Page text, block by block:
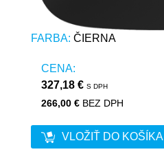
FARBA: ČIERNA
CENA:
327,18 € S DPH
266,00 € BEZ DPH
VLOŽIŤ DO KOŠÍKA